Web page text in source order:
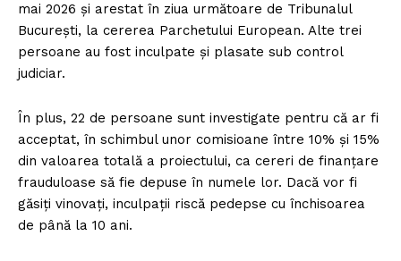
mai 2026 și arestat în ziua următoare de Tribunalul
București, la cererea Parchetului European. Alte trei
persoane au fost inculpate și plasate sub control
judiciar.
În plus, 22 de persoane sunt investigate pentru că ar fi
acceptat, în schimbul unor comisioane între 10% și 15%
din valoarea totală a proiectului, ca cereri de finanțare
frauduloase să fie depuse în numele lor. Dacă vor fi
găsiți vinovați, inculpații riscă pedepse cu închisoarea
de până la 10 ani.